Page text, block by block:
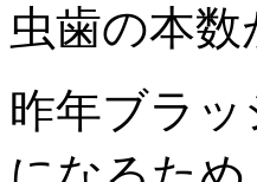
虫歯の本
昨年ブラ